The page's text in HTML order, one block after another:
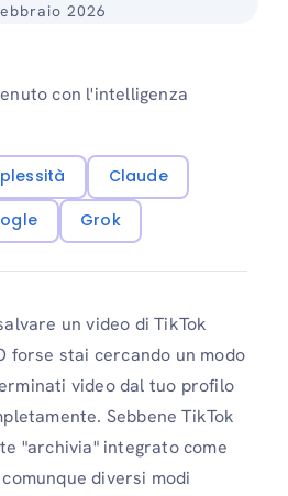
2026
con l'intelligenza
Claude
Grok
un video di TikTok
forse stai cercando un modo
video dal tuo profilo
Sebbene TikTok
"archivia" integrato come
diversi modi